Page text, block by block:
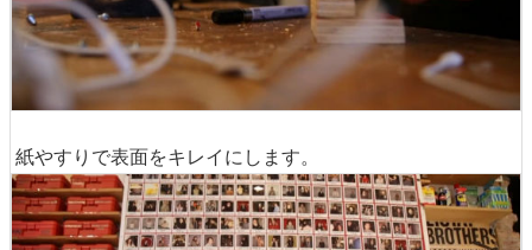
紙やすりで表面をキレイにします。